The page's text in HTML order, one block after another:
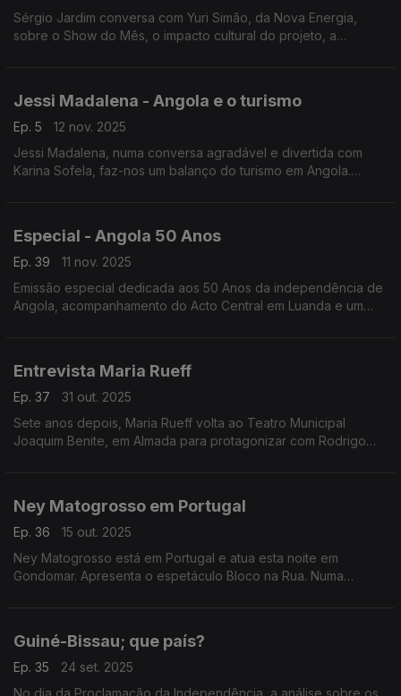
Sérgio Jardim conversa com Yuri Simão, da Nova Energia,
sobre o Show do Mês, o impacto cultural do projeto, a
Jessi Madalena - Angola e o turismo
Ep. 5
12 nov. 2025
Jessi Madalena, numa conversa agradável e divertida com
Karina Sofela, faz-nos um balanço do turismo em Angola.
Especial - Angola 50 Anos
Ep. 39
11 nov. 2025
Emissão especial dedicada aos 50 Anos da independência de
Angola, acompanhamento do Acto Central em Luanda e um
Entrevista Maria Rueff
Ep. 37
31 out. 2025
Sete anos depois, Maria Rueff volta ao Teatro Municipal
Joaquim Benite, em Almada para protagonizar com Rodrigo
comediantes.
Ney Matogrosso em Portugal
Ep. 36
15 out. 2025
Ney Matogrosso está em Portugal e atua esta noite em
Gondomar. Apresenta o espetáculo Bloco na Rua. Numa
Guiné-Bissau; que país?
Ep. 35
24 set. 2025
No dia da Proclamação da Independência, a análise sobre os